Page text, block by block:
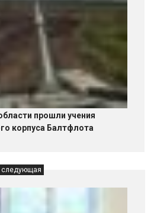
прошли учения
корпуса Балтфлота
следующая